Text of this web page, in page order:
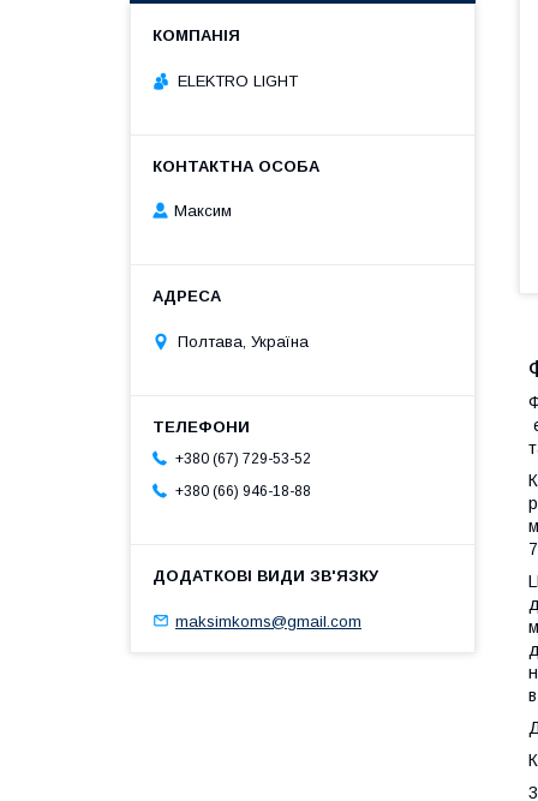
ELEKTRO LIGHT
Максим
Полтава, Україна
+380 (67) 729-53-52
+380 (66) 946-18-88
maksimkoms@gmail.com